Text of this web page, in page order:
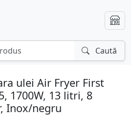
Caută
ulei Air Fryer First
1700W, 13 litri, 8
Inox/negru